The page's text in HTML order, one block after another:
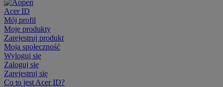
Acer ID
Mój profil
Moje produkty
Zarejestruj produkt
Moja społeczność
Wyloguj się
Zaloguj się
Zarejestruj się
Co to jest Acer ID?